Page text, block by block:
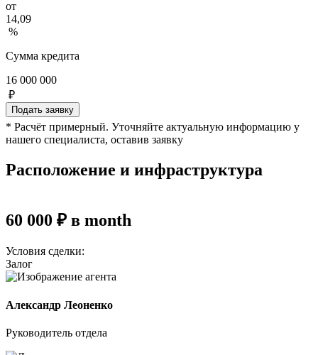
от
14,09
%
Сумма кредита
16 000 000
₽
Подать заявку
* Расчёт примерный. Уточняйте актуальную информацию у
нашего специалиста, оставив заявку
Расположение и инфраструктура
60 000 ₽ в month
Условия сделки:
Залог
Александр Леоненко
Руководитель отдела